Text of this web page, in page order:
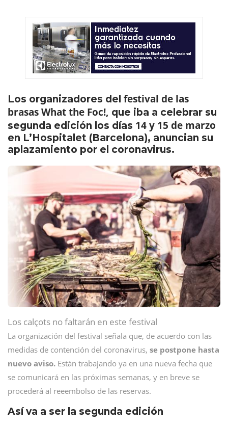
Los organizadores del festival de las
brasas What the Foc!, que iba a celebrar su
segunda edición los días 14 y 15 de marzo
en L’Hospitalet (Barcelona), anuncian su
aplazamiento por el coronavirus.
Los calçots no faltarán en este festival
La organización del festival señala que, de acuerdo con las
medidas de contención del coronavirus, se postpone hasta
nuevo aviso. Están trabajando ya en una nueva fecha que
se comunicará en las próximas semanas, y en breve se
procederá al reeembolso de las reservas.
Así va a ser la segunda edición